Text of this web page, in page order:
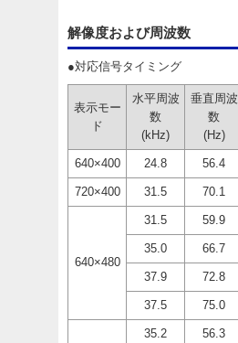
解像度および周波数
●対応信号タイミング
表示モー
ド
水平周波
数
(kHz)
垂直周波
数
(Hz)
640×400 24.8 56.4
720×400 31.5 70.1
640×480
31.5 59.9
35.0 66.7
37.9 72.8
37.5 75.0
35.2 56.3